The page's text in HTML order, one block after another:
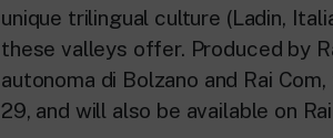
unique trilingual culture (Ladin,
these valleys offer. Produced by
autonoma di Bolzano and Rai
29, and will also be available on